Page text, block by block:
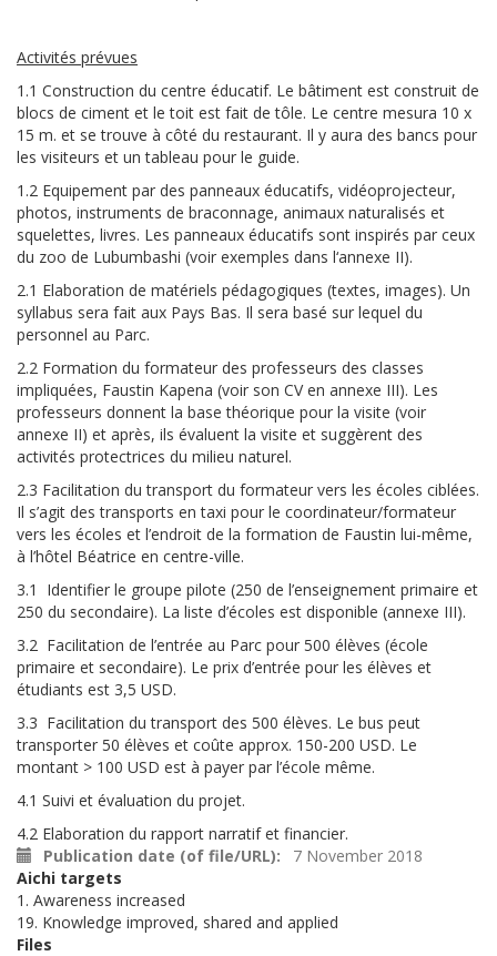
Activités prévues
1.1 Construction du centre éducatif. Le bâtiment est construit de
blocs de ciment et le toit est fait de tôle. Le centre mesura 10 x
15 m. et se trouve à côté du restaurant. Il y aura des bancs pour
les visiteurs et un tableau pour le guide.
1.2 Equipement par des panneaux éducatifs, vidéoprojecteur,
photos, instruments de braconnage, animaux naturalisés et
squelettes, livres. Les panneaux éducatifs sont inspirés par ceux
du zoo de Lubumbashi (voir exemples dans l‘annexe II).
2.1 Elaboration de matériels pédagogiques (textes, images). Un
syllabus sera fait aux Pays Bas. Il sera basé sur lequel du
personnel au Parc.
2.2 Formation du formateur des professeurs des classes
impliquées, Faustin Kapena (voir son CV en annexe III). Les
professeurs donnent la base théorique pour la visite (voir
annexe II) et après, ils évaluent la visite et suggèrent des
activités protectrices du milieu naturel.
2.3 Facilitation du transport du formateur vers les écoles ciblées.
Il s’agit des transports en taxi pour le coordinateur/formateur
vers les écoles et l’endroit de la formation de Faustin lui-même,
à l’hôtel Béatrice en centre-ville.
3.1 Identifier le groupe pilote (250 de l’enseignement primaire et
250 du secondaire). La liste d’écoles est disponible (annexe III).
3.2 Facilitation de l’entrée au Parc pour 500 élèves (école
primaire et secondaire). Le prix d’entrée pour les élèves et
étudiants est 3,5 USD.
3.3 Facilitation du transport des 500 élèves. Le bus peut
transporter 50 élèves et coûte approx. 150-200 USD. Le
montant > 100 USD est à payer par l’école même.
4.1 Suivi et évaluation du projet.
4.2 Elaboration du rapport narratif et financier.
Publication date (of file/URL)
7 November 2018
Aichi targets
1. Awareness increased
19. Knowledge improved, shared and applied
Files